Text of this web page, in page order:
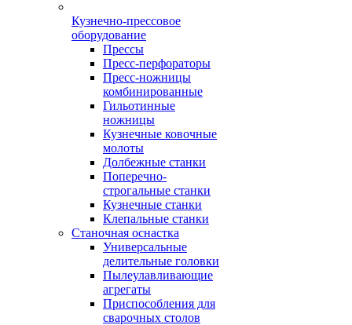
Кузнечно-прессовое
оборудование
Прессы
Пресс-перфораторы
Пресс-ножницы
комбинированные
Гильотинные
ножницы
Кузнечные ковочные
молоты
Долбежные станки
Поперечно-
строгальные станки
Кузнечные станки
Клепальные станки
Станочная оснастка
Универсальные
делительные головки
Пылеулавливающие
агрегаты
Приспособления для
сварочных столов